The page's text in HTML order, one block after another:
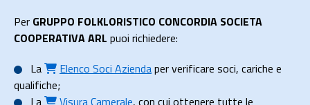
Per GRUPPO FOLKLORISTICO CONCORDIA SOCIETA
COOPERATIVA ARL puoi richiedere:
La
Elenco Soci Aziendaper verificare soci, cariche e
qualifiche;
La
Visura Camerale, con cui ottenere tutte le